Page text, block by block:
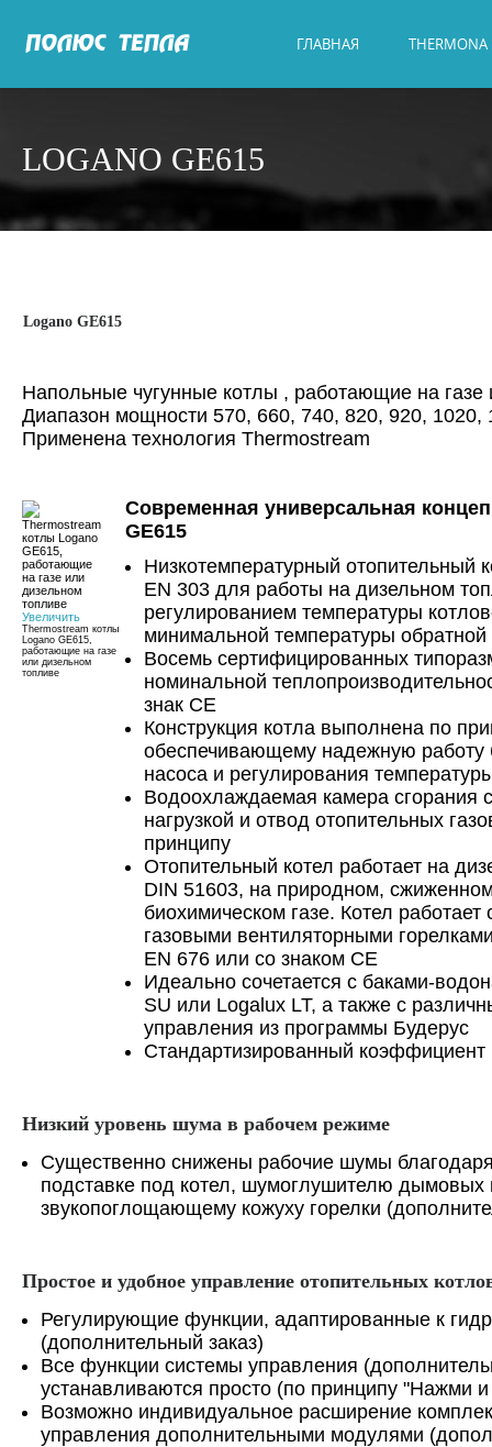
ГЛАВНАЯ THERMONA
LOGANO GE615
Logano GE615
Напольные чугунные котлы , работающие на
Диапазон мощности 570, 660, 740, 820, 920, 1020,
Применена технология Thermostream
Увеличить
Thermostream котлы
Logano GE615,
работающие на газе
или дизельном
топливе
Современная универсальная
GE615
Низкотемпературный отопительный
EN 303 для работы на дизельном
регулированием температуры
минимальной температуры
Восемь сертифицированных
номинальной
знак СЕ
Конструкция котла выполнена по
обеспечивающему надежную работу
насоса и регулирования
Водоохлаждаемая камера сгорания
нагрузкой и отвод отопительных
принципу
Отопительный котел работает на
DIN 51603, на природном,
биохимическом газе. Котел
газовыми вентиляторными
EN 676 или со знаком CE
Идеально сочетается с баками-
SU или Logalux LT, а также с
управления из программы Будерус
Стандартизированный коэффициент
Низкий уровень шума в рабочем режиме
Существенно снижены рабочие шумы
подставке под котел, шумоглушителю дымовых
звукопоглощающему кожуху горелки
Простое и удобное управление отопительных
Регулирующие функции, адаптированные к
(дополнительный заказ)
Все функции системы управления
устанавливаются просто (по принципу "Нажми
Возможно индивидуальное расширение
управления дополнительными модулями